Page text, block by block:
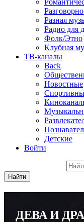
Разная
Радио для
Фолк/Этно
Клубная
ТВ-каналы
Back
Новостные
Детские
Войти
ДЕВА И